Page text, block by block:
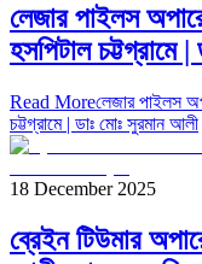
লেজার পাইলস
হসপিটাল চট্টগ্রামে
Read Moreলেজার পাইলস
চট্টগ্রামে | ডাঃ মোঃ সুরমান আলী
18 December 2025
ব্রেইন টিউমার